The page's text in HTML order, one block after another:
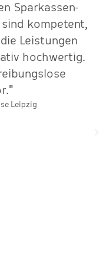
Sparkassen-
kompetent,
Leistungen
hochwertig.
Leipzig